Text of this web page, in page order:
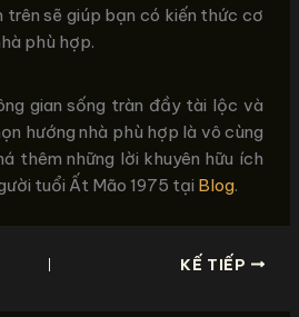
trên sẽ giúp bạn có kiến thức cơ
phù hợp.
gian sống tràn đầy tài lộc và
hướng nhà phù hợp là vô cùng
thêm những lời khuyên hữu ích
tuổi Ất Mão 1975 tại Blog.
KẾ TIẾP